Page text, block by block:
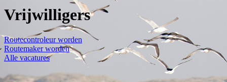
Vrijwilligers
Routecontroleur worden
Routemaker worden
Alle vacatures